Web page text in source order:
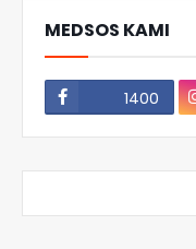
MEDSOS KAMI
1400